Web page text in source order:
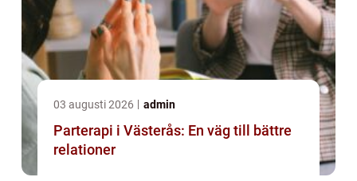
03 augusti 2026 admin
Parterapi i Västerås: En väg till bättre
relationer